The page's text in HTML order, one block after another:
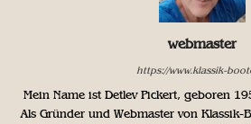
webmaster
https://www.klassik-
Mein Name ist Detlev Pickert, geboren
Als Gründer und Webmaster von